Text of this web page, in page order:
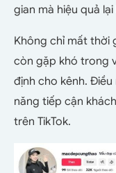
gian mà hiệu quả lại
Không chỉ mất thời
còn gặp khó trong
định cho kênh.
năng tiếp cận
trên TikTok.